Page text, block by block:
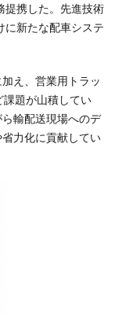
提携した。先進技術
に新たな配車システ
え、営業用トラッ
題が山積してい
輸配送現場へのデ
力化に貢献してい